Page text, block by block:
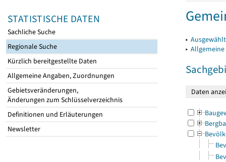
STATISTISCHE DATEN
Sachliche Suche
Regionale Suche
Kürzlich bereitgestellte Daten
Allgemeine Angaben, Zuordnungen
Gebietsveränderungen,
Änderungen zum Schlüsselverzeichnis
Definitionen und Erläuterungen
Newsletter
▸
▸